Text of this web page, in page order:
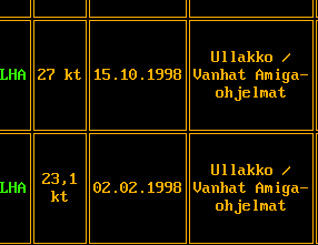
27 kt 15.10.1998
Ullakko /
Vanhat Amiga-
ohjelmat
23,1
kt
02.02.1998
Ullakko /
Vanhat Amiga-
ohjelmat